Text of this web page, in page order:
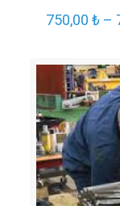
750,00 ₺–